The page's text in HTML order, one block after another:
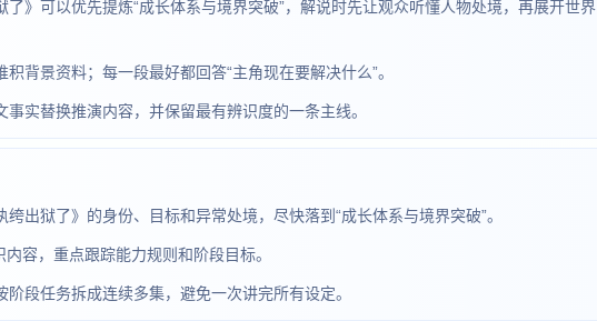
》可以优先提炼“成长体系与境界突破”，解说时先让观众听懂人物处境，再展开世界
背景资料；每一段最好都回答“主角现在要解决什么”。
实替换推演内容，并保留最有辨识度的一条主线。
出狱了》的身份、目标和异常处境，尽快落到“成长体系与境界突破”。
容，重点跟踪能力规则和阶段目标。
段任务拆成连续多集，避免一次讲完所有设定。